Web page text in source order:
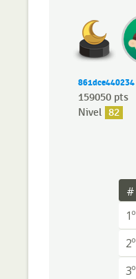
861dce440234
159050 pts
Nivel 82
#
1º
2º
3º